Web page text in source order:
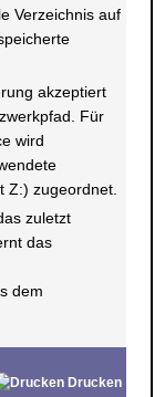
Verzeichnis auf
akzeptiert
Für
wird
Z:) zugeordnet.
zuletzt
das
dem
Drucken